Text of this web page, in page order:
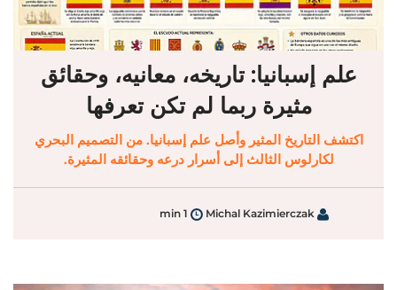
علم إسبانيا: تاريخه، معانيه، وحقائق
مثيرة ربما لم تكن تعرفها
اكتشف التاريخ المثير وأصل علم إسبانيا. من التصميم البحري
لكارلوس الثالث إلى أسرار درعه وحقائقه المثيرة.